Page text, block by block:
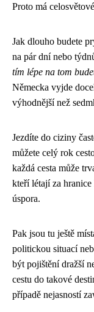
Proto má
Jak dlouho budete
na pár dní nebo
tím lépe na tom
Německa vyjde
výhodnější než
Jezdíte do ciziny
můžete celý rok
každá cesta může
kteří létají za
úspora.
Pak jsou tu ještě
politickou situací
být pojištění dražší
cestu do takové
případě nejasností